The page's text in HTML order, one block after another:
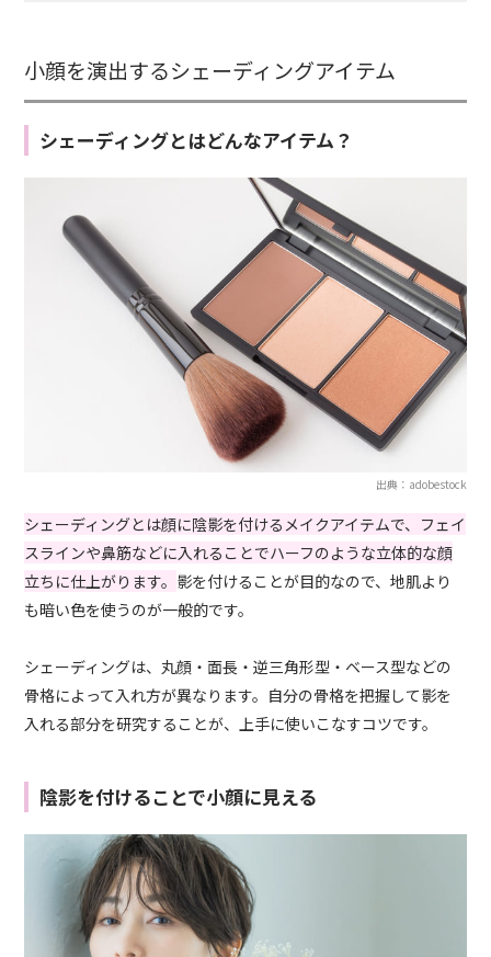
小顔を演出するシェーディングアイテム
シェーディングとはどんなアイテム？
出典：adobestock
シェーディングとは顔に陰影を付けるメイクアイテムで、フェイ
スラインや鼻筋などに入れることでハーフのような立体的な顔
立ちに仕上がります。 影を付けることが目的なので、地肌より
も暗い色を使うのが一般的です。
シェーディングは、丸顔・面長・逆三角形型・ベース型などの
骨格によって入れ方が異なります。自分の骨格を把握して影を
入れる部分を研究することが、上手に使いこなすコツです。
陰影を付けることで小顔に見える